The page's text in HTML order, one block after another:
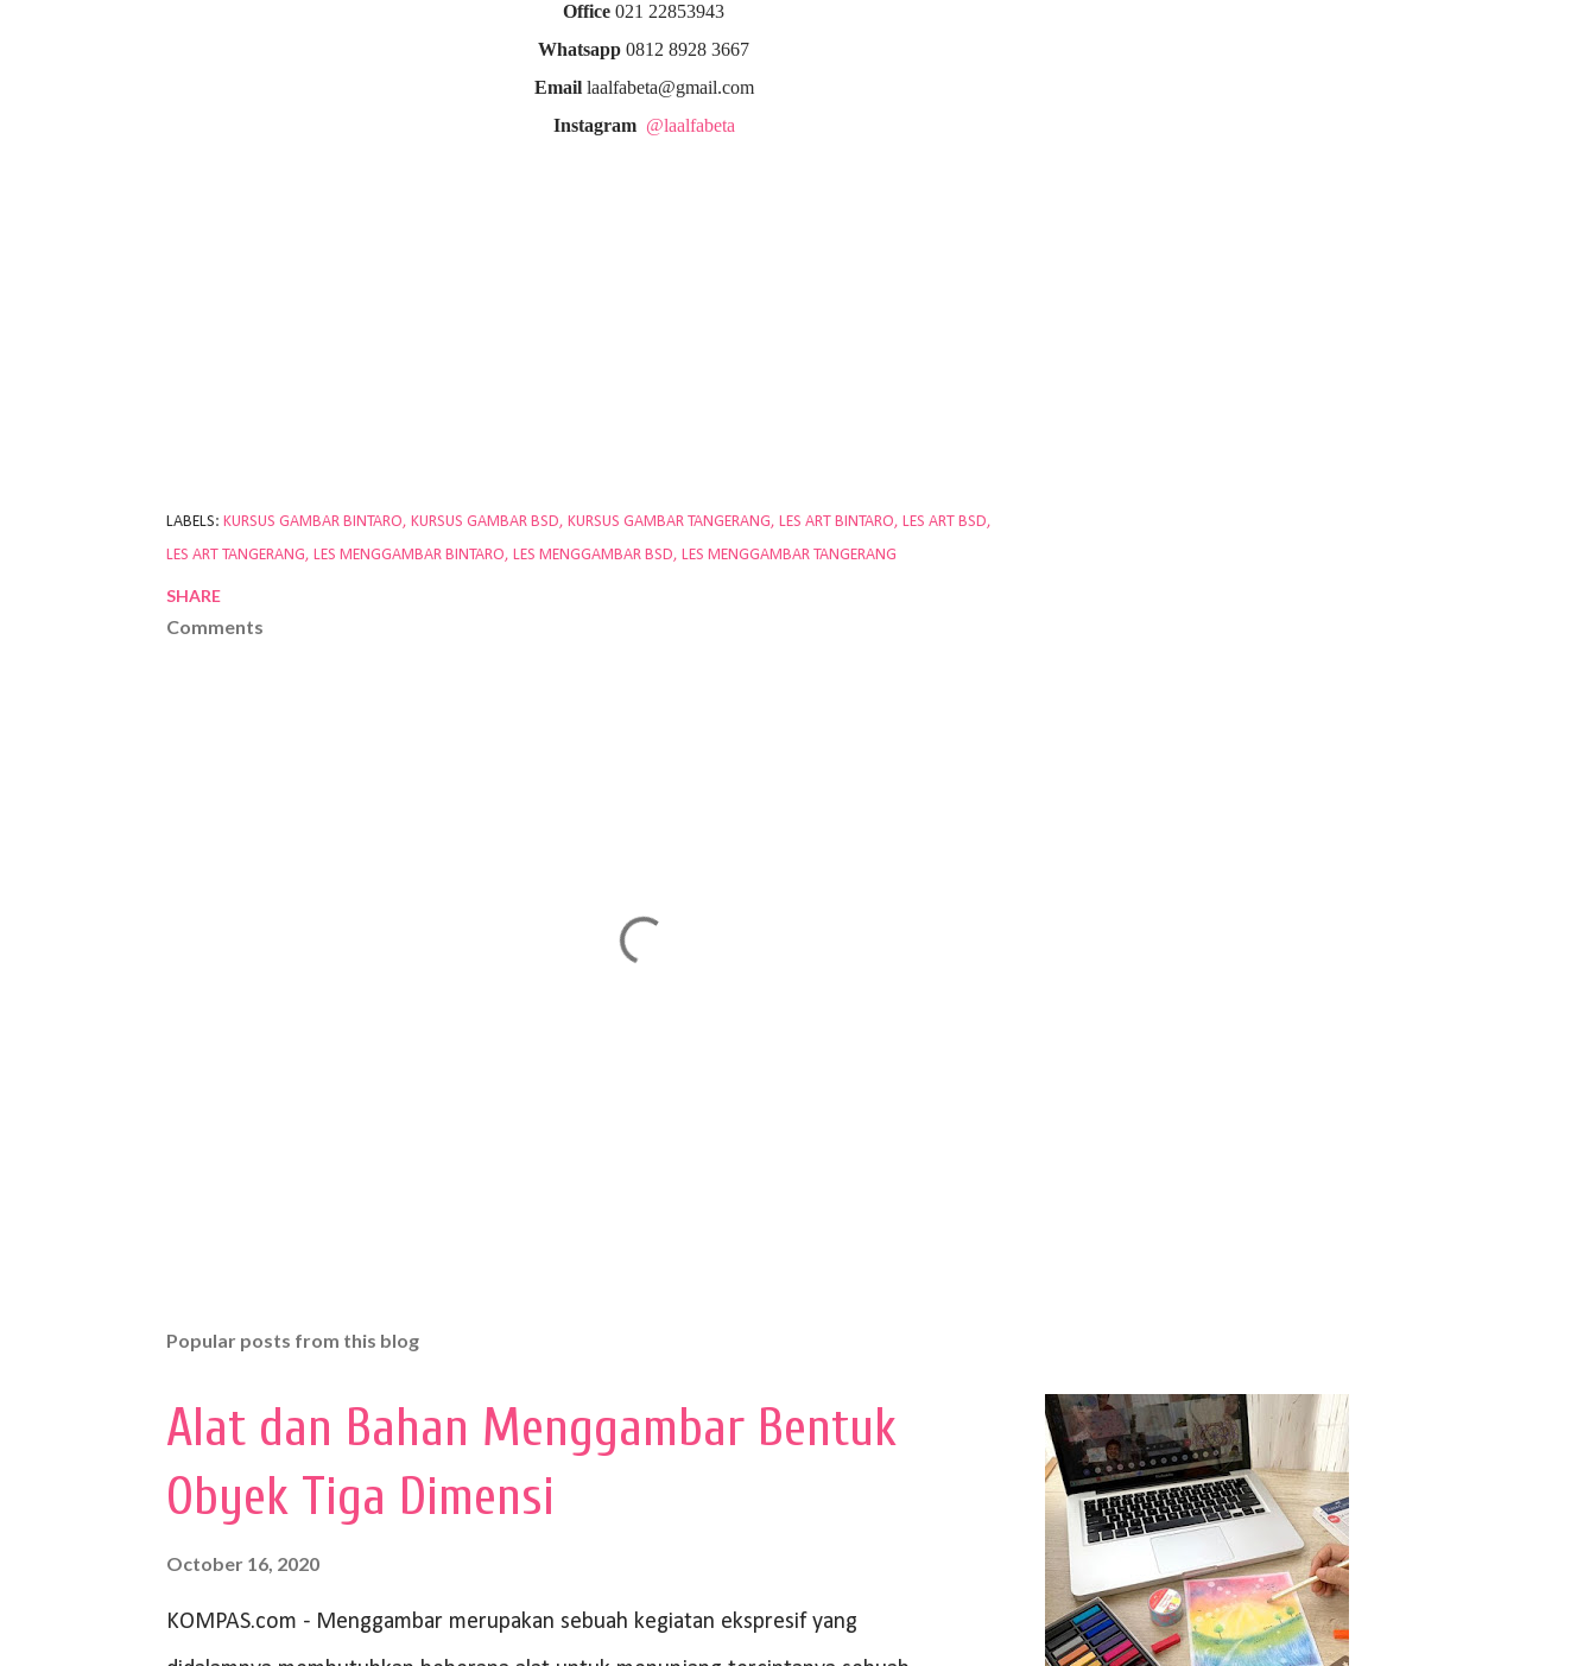
Office 021 22853943
Whatsapp 0812 8928 3667
Emaillaalfabeta@gmail.com
Instagram @laalfabeta
LABELS: KURSUS GAMBAR BINTARO KURSUS GAMBAR BSD KURSUS GAMBAR TANGERANG LES ART BINTARO LES ART BSD
LES ART TANGERANG LES MENGGAMBAR BINTARO LES MENGGAMBAR BSD LES MENGGAMBAR TANGERANG
SHARE
Comments
Popular posts from this blog
Alat dan Bahan Menggambar Bentuk
Obyek Tiga Dimensi
October 16, 2020
KOMPAS.com - Menggambar merupakan sebuah kegiatan ekspresif yang